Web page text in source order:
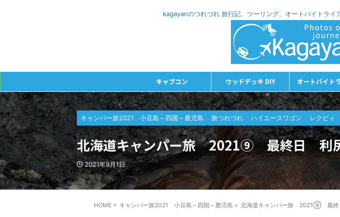
kagayanのつれづれ 旅行記、ツーリング、オートバイトラ
キャブコン ウッドデッキ DIY オートバイト
キャンパー旅2021 小豆島～四国～鹿児島 旅つれづれ ハイエースワゴン レクビィ
北海道キャンパー旅 2021⑨ 最終日 利
2021年9月1日
HOME > キャンパー旅2021 小豆島～四国～鹿児島 > 北海道キャンパー旅 2021⑨ 最